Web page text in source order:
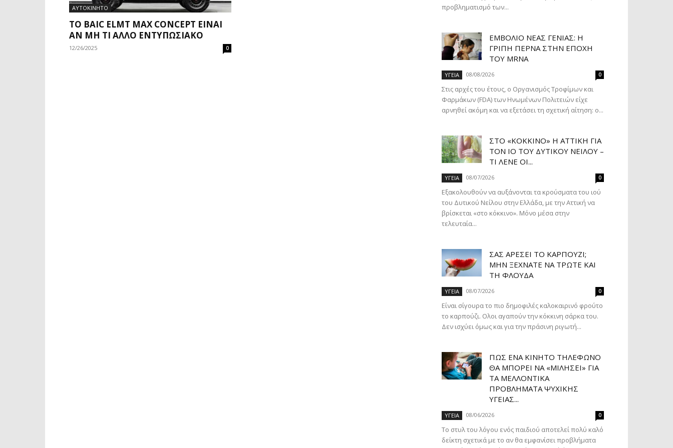
ΑΥΤΟΚΙΝΗΤΟ
ΤΟ BAIC ELMT MAX CONCEPT ΕΊΝΑΙ
ΑΝ ΜΗ ΤΙ ΆΛΛΟ ΕΝΤΥΠΩΣΙΑΚΌ
12/26/2025 0
προβληματισμό των...
ΕΜΒΌΛΙΟ ΝΈΑΣ ΓΕΝΙΆΣ: Η
ΓΡΊΠΗ ΠΕΡΝΆ ΣΤΗΝ ΕΠΟΧΉ
ΤΟΥ MRNA
ΥΓΕΙΑ 08/08/2026 0
Στις αρχές του έτους, ο Οργανισμός Τροφίμων και
Φαρμάκων (FDA) των Ηνωμένων Πολιτειών είχε
αρνηθεί ακόμη και να εξετάσει τη σχετική αίτηση: ο...
ΣΤΟ «ΚΌΚΚΙΝΟ» Η ΑΤΤΙΚΉ ΓΙΑ
ΤΟΝ ΙΌ ΤΟΥ ΔΥΤΙΚΟΎ ΝΕΊΛΟΥ –
ΤΙ ΛΈΝΕ ΟΙ...
ΥΓΕΙΑ 08/07/2026 0
Εξακολουθούν να αυξάνονται τα κρούσματα του ιού
του Δυτικού Νείλου στην Ελλάδα, με την Αττική να
βρίσκεται «στο κόκκινο». Μόνο μέσα στην
τελευταία...
ΣΑΣ ΑΡΈΣΕΙ ΤΟ ΚΑΡΠΟΎΖΙ;
ΜΗΝ ΞΕΧΝΆΤΕ ΝΑ ΤΡΏΤΕ ΚΑΙ
ΤΗ ΦΛΟΎΔΑ
ΥΓΕΙΑ 08/07/2026 0
Eίναι σίγουρα το πιο δημοφιλές καλοκαιρινό φρούτο
το καρπούζι. Ολοι αγαπούν την κόκκινη σάρκα του.
Δεν ισχύει όμως και για την πράσινη ριγωτή...
ΠΏΣ ΈΝΑ ΚΙΝΗΤΌ ΤΗΛΈΦΩΝΟ
ΘΑ ΜΠΟΡΕΊ ΝΑ «ΜΙΛΉΣΕΙ» ΓΙΑ
ΤΑ ΜΕΛΛΟΝΤΙΚΆ
ΠΡΟΒΛΉΜΑΤΑ ΨΥΧΙΚΉΣ
ΥΓΕΊΑΣ...
ΥΓΕΙΑ 08/06/2026 0
Το στυλ του λόγου ενός παιδιού αποτελεί πολύ καλό
δείκτη σχετικά με το αν θα εμφανίσει προβλήματα